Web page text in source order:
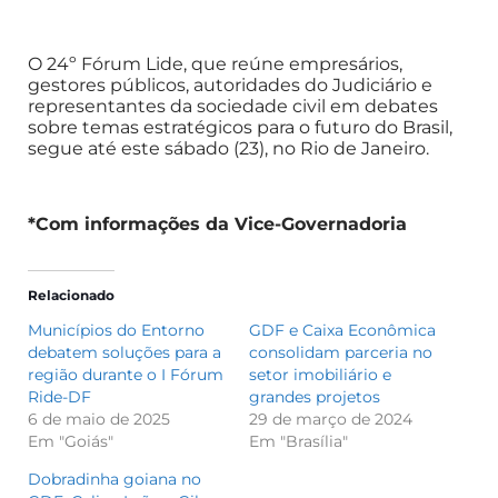
O 24º Fórum Lide, que reúne empresários,
gestores públicos, autoridades do Judiciário e
representantes da sociedade civil em debates
sobre temas estratégicos para o futuro do Brasil,
segue até este sábado (23), no Rio de Janeiro.
*Com informações da Vice-Governadoria
Relacionado
Municípios do Entorno
debatem soluções para a
região durante o I Fórum
Ride-DF
6 de maio de 2025
Em "Goiás"
GDF e Caixa Econômica
consolidam parceria no
setor imobiliário e
grandes projetos
29 de março de 2024
Em "Brasília"
Dobradinha goiana no